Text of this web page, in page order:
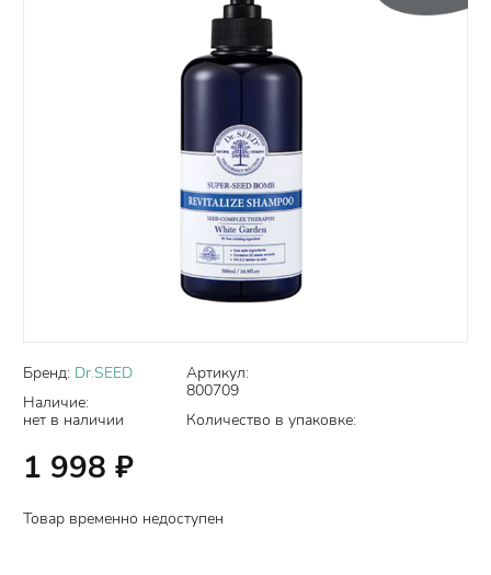
Бренд: Dr.SEED
Наличие:
нет в наличии
Артикул:
800709
Количество в упаковке:
1 998 ₽
Товар временно недоступен